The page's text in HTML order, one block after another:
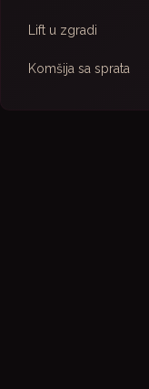
Lift u zgradi
Komšija sa sprata